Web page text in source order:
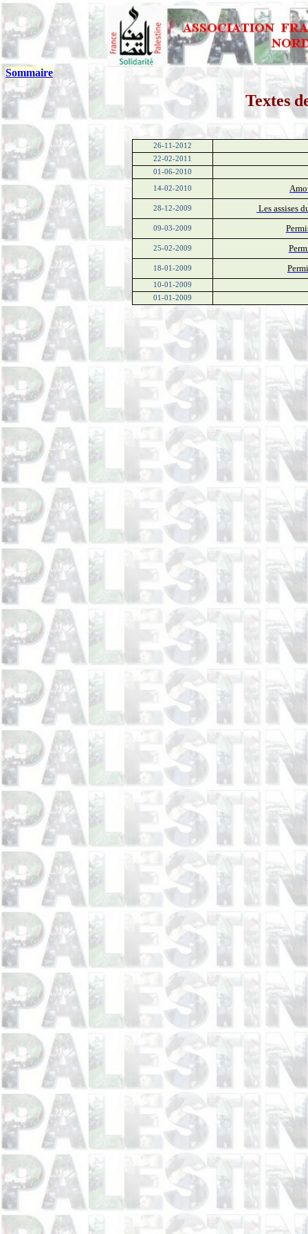
Sommaire
Textes
26-11-2012
22-02-2011
01-06-2010
14-02-2010
28-12-2009 Les assises
09-03-2009
25-02-2009
18-01-2009
10-01-2009
01-01-2009